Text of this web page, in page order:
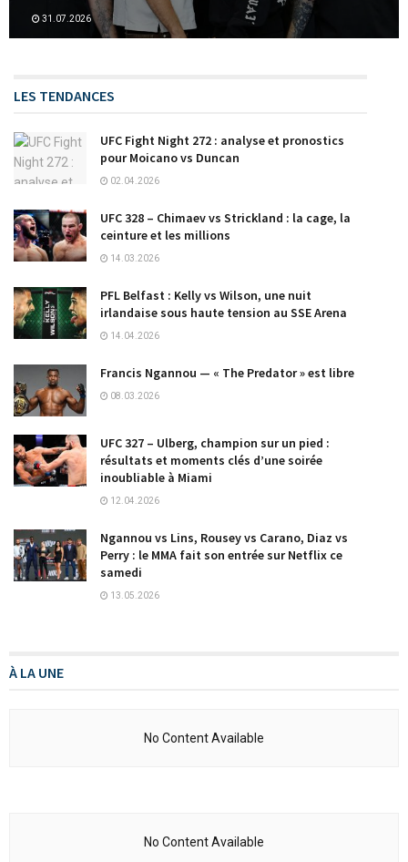
31.07.2026
LES TENDANCES
UFC Fight Night 272 : analyse et pronostics
pour Moicano vs Duncan
02.04.2026
UFC 328 – Chimaev vs Strickland : la cage, la
ceinture et les millions
14.03.2026
PFL Belfast : Kelly vs Wilson, une nuit
irlandaise sous haute tension au SSE Arena
14.04.2026
Francis Ngannou — « The Predator » est libre
08.03.2026
UFC 327 – Ulberg, champion sur un pied :
résultats et moments clés d’une soirée
inoubliable à Miami
12.04.2026
Ngannou vs Lins, Rousey vs Carano, Diaz vs
Perry : le MMA fait son entrée sur Netflix ce
samedi
13.05.2026
À LA UNE
No Content Available
No Content Available